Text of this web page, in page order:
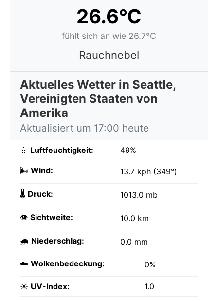
26.6°C
fühlt sich an wie 26.7°C
Rauchnebel
Aktuelles Wetter in Seattle,
Vereinigten Staaten von
Amerika
Aktualisiert um 17:00 heute
💧 Luftfeuchtigkeit: 49%
🌬️ Wind: 13.7 kph (349°)
🌡️ Druck: 1013.0 mb
👁️ Sichtweite: 10.0 km
🌧️ Niederschlag: 0.0 mm
☁️ Wolkenbedeckung: 0%
☀️ UV-Index: 1.0